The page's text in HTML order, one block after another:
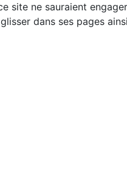
site ne sauraient
dans ses pages